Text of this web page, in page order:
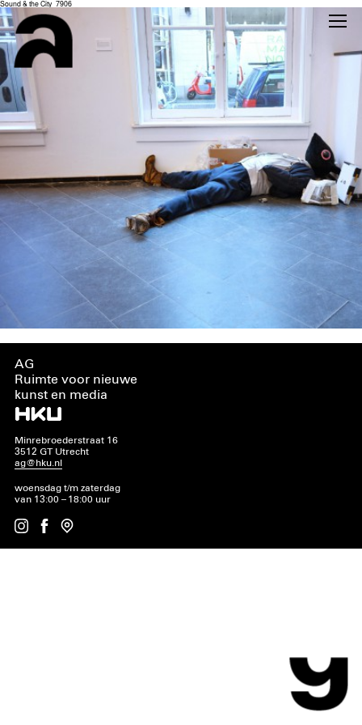
Sound & the City_7906
AG
Ruimte voor nieuwe
kunst en media
Minrebroederstraat 16
3512 GT Utrecht
ag@hku.nl
woensdag t/m zaterdag
van 13:00 – 18:00 uur